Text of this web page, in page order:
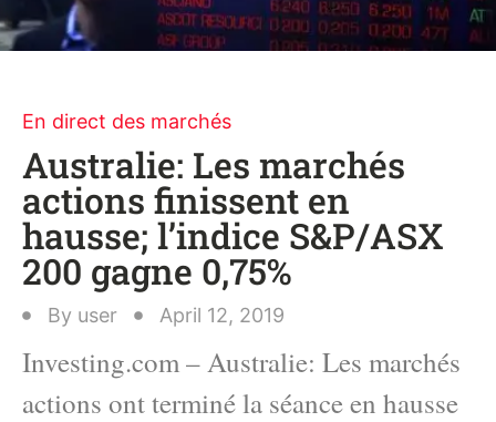
En direct des marchés
Australie: Les marchés
actions finissent en
hausse; l’indice S&P/ASX
200 gagne 0,75%
By user April 12, 2019
Investing.com – Australie: Les marchés
actions ont terminé la séance en hausse